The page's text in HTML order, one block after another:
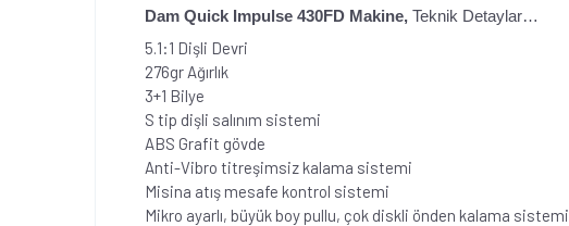
Dam Quick Impulse 430FD Makine, Teknik Detaylar…
5.1:1 Dişli Devri
276gr Ağırlık
3+1 Bilye
S tip dişli salınım sistemi
ABS Grafit gövde
Anti-Vibro titreşimsiz kalama sistemi
Misina atış mesafe kontrol sistemi
Mikro ayarlı, büyük boy pullu, çok diskli önden kalama sistemi